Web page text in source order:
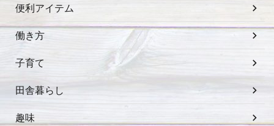
便利アイテム
働き方
子育て
田舎暮らし
趣味